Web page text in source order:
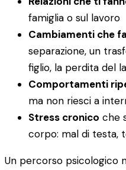
famiglia o sul lavoro
Cambiamenti che
separazione, un
figlio, la perdita del
Comportamenti
ma non riesci a
Stress cronico che
corpo: mal di testa,
Un percorso psicologico